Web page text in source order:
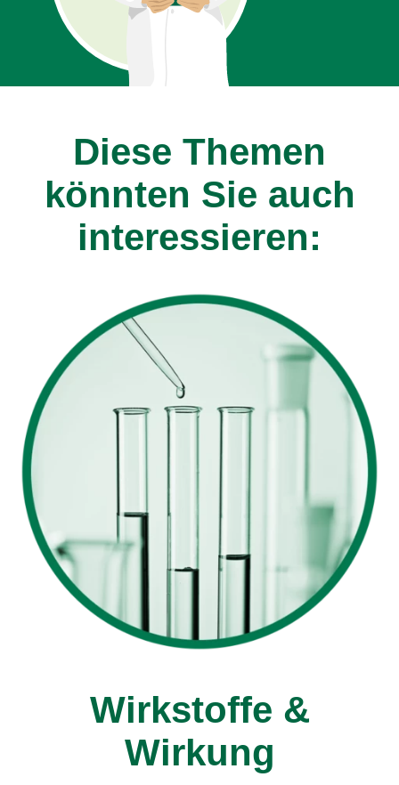
Diese Themen
könnten Sie auch
interessieren:
Wirkstoffe &
Wirkung